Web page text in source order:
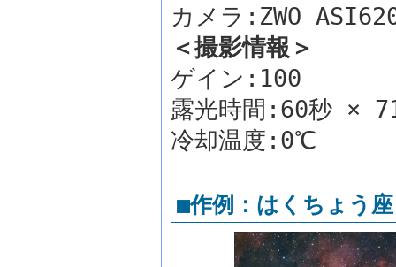
カメラ:ZWO
＜撮影情報＞
ゲイン:100
露光時間:60秒 ×
冷却温度:0℃
■作例：はくちょう